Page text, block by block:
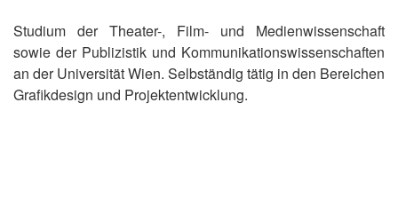
Studium der Theater-, Film- und Medienwissenschaft
sowie der Publizistik und Kommunikationswissenschaften
an der Universität Wien. Selbständig tätig in den Bereichen
Grafikdesign und Projektentwicklung.